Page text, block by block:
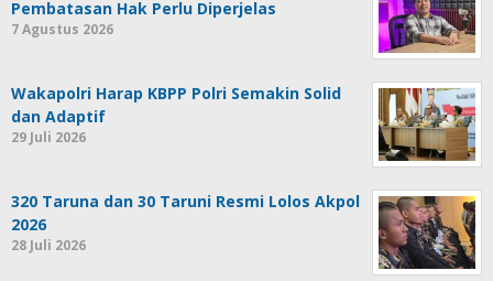
Pembatasan Hak Perlu Diperjelas
7 Agustus 2026
Wakapolri Harap KBPP Polri Semakin Solid
dan Adaptif
29 Juli 2026
320 Taruna dan 30 Taruni Resmi Lolos Akpol
2026
28 Juli 2026